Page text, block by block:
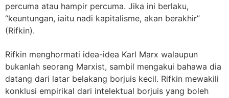
percuma atau hampir percuma. Jika ini berlaku,
“keuntungan, iaitu nadi kapitalisme, akan berakhir”
(Rifkin).
Rifkin menghormati idea-idea Karl Marx walaupun
bukanlah seorang Marxist, sambil mengakui bahawa dia
datang dari latar belakang borjuis kecil. Rifkin mewakili
konklusi empirikal dari intelektual borjuis yang boleh